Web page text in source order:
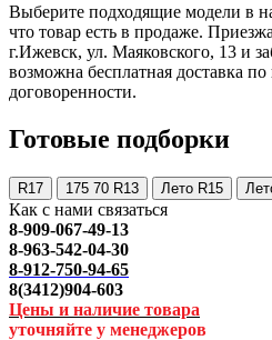
Выберите подходящие модели в
что товар есть в продаже.
г.Ижевск, ул. Маяковского, 13 и
возможна бесплатная доставка
договоренности.
Готовые подборки
R17 175 70 R13 Лето R15
Как с нами связаться
8-909-067-49-13
8-963-542-04-30
8-912-750-94-65
8(3412)904-603
Цены и наличие товара
уточняйте у менеджеров